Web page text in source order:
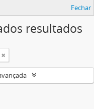
Fechar
resultados